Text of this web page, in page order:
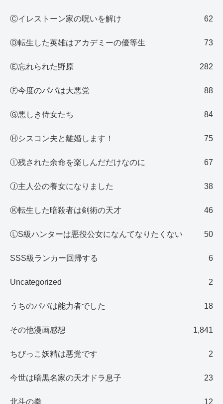
Ⓒイレストーン家の呪いを解け 62
Ⓓ転生した英雄はアカデミーの優等生 73
Ⓔ忘れられた野原 282
Ⓕ今度のパパは大悪党 88
Ⓖ悪しき侍女たち 84
Ⓗシスコン夫と離婚します！ 75
Ⓘ残された余命を楽しんだだけなのに 67
Ⓙ主人公の養女になりました 38
Ⓚ転生した暗殺者は剣術の天才 46
ⓁS級ハンターは悪役公女になんてなりたくない 50
SSS級ランカー回帰する 6
Uncategorized 2
うちのパパは能力者でした 18
その他漫画感想 1,841
ちびっこ妖精は悪党です 2
今世は暗黒名家の天才ドラ息子 23
北斗の拳 12